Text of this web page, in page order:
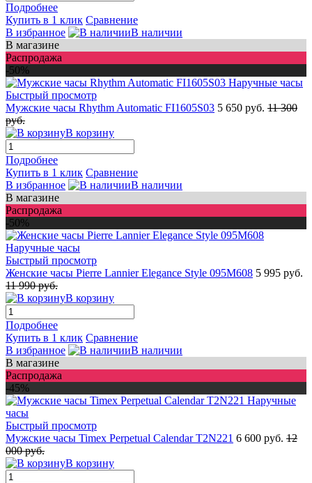
Подробнее
Купить в 1 клик Сравнение
В избранное
В наличии
В магазине
Распродажа
-50%
Быстрый просмотр
Мужские часы Rhythm Automatic FI1605S03 5 650 руб. 11 300
руб.
В корзину
Подробнее
Купить в 1 клик Сравнение
В избранное
В наличии
В магазине
Распродажа
-50%
Быстрый просмотр
Женские часы Pierre Lannier Elegance Style 095M608 5 995 руб.
11 990 руб.
В корзину
Подробнее
Купить в 1 клик Сравнение
В избранное
В наличии
В магазине
Распродажа
-45%
Быстрый просмотр
Мужские часы Timex Perpetual Calendar T2N221 6 600 руб. 12
000 руб.
В корзину